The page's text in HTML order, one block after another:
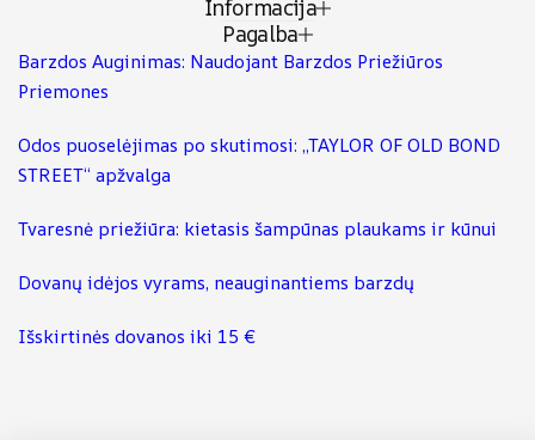
Informacija
Pagalba
Barzdos Auginimas: Naudojant Barzdos Priežiūros
Priemones
Odos puoselėjimas po skutimosi: „TAYLOR OF OLD BOND
STREET“ apžvalga
Tvaresnė priežiūra: kietasis šampūnas plaukams ir kūnui
Dovanų idėjos vyrams, neauginantiems barzdų
Išskirtinės dovanos iki 15 €